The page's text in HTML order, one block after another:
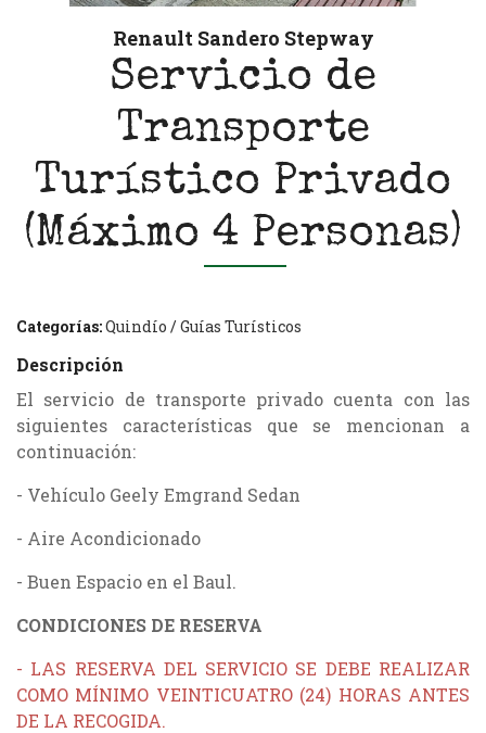
Renault Sandero Stepway
Servicio de
Transporte
Turístico Privado
(Máximo 4 Personas)
Categorías:Quindío /Guías Turísticos
Descripción
El servicio de transporte privado cuenta con las
siguientes características que se mencionan a
continuación:
- Vehículo Geely Emgrand Sedan
- Aire Acondicionado
- Buen Espacio en el Baul.
CONDICIONES DE RESERVA
- LAS RESERVA DEL SERVICIO SE DEBE REALIZAR
COMO MÍNIMO VEINTICUATRO (24) HORAS ANTES
DE LA RECOGIDA.